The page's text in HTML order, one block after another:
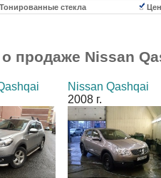
Тонированные стекла
продаже Nissan
Nissan Qashqai
2008 г.